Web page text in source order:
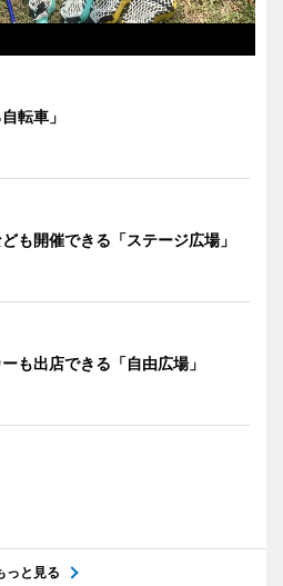
転車」
も開催できる「ステージ広場」
も出店できる「自由広場」
っと見る